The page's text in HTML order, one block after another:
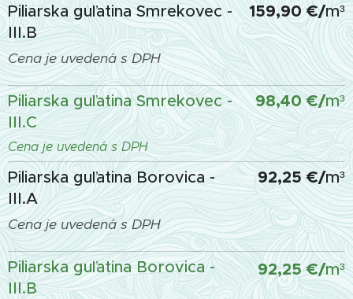
Piliarska guľatina Smrekovec -
III.B
Cena je uvedená s DPH
159,90 €/m³
Piliarska guľatina Smrekovec -
III.C
Cena je uvedená s DPH
98,40 €/m³
Piliarska guľatina Borovica -
III.A
Cena je uvedená s DPH
92,25 €/m³
Piliarska guľatina Borovica -
III.B
92,25 €/m³